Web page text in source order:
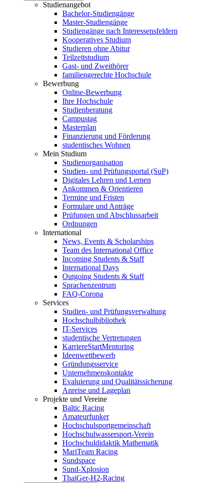
Studienangebot
Bachelor-Studiengänge
Master-Studiengänge
Studiengänge nach Interessensfeldern
Kooperatives Studium
Studieren ohne Abitur
Teilzeitstudium
Gast- und Zweithörer
familiengerechte Hochschule
Bewerbung
Online-Bewerbung
Ihre Hochschule
Studienberatung
Campustag
Masterplan
Finanzierung und Förderung
studentisches Wohnen
Mein Studium
Studienorganisation
Studien- und Prüfungsportal (SuP)
Digitales Lehren und Lernen
Ankommen & Orientieren
Termine und Fristen
Formulare und Anträge
Prüfungen und Abschlussarbeit
Ordnungen
International
News, Events & Scholarships
Team des International Office
Incoming Students & Staff
International Days
Outgoing Students & Staff
Sprachenzentrum
FAQ-Corona
Services
Studien- und Prüfungsverwaltung
Hochschulbibliothek
IT-Services
studentische Vertretungen
KarriereStartMentoring
Ideenwettbewerb
Gründungsservice
Unternehmenskontakte
Evaluierung und Qualitätssicherung
Anreise und Lageplan
Projekte und Vereine
Baltic Racing
Amateurfunker
Hochschulsportgemeinschaft
Hochschulwassersport-Verein
Hochschuldidaktik Mathematik
MariTeam Racing
Sundspace
Sund-Xplosion
ThaiGer-H2-Racing